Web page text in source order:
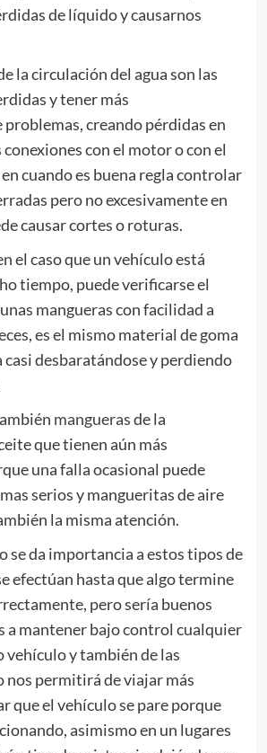
de líquido y causarnos
la circulación del agua son las
y tener más
creando pérdidas en
con el motor o con el
cuando es buena regla controlar
pero no excesivamente en
causar cortes o roturas.
el caso que un vehículo está
tiempo, puede verificarse el
mangueras con facilidad a
es el mismo material de goma
desbaratándose y perdiendo
manguerasde la
que tienen aún más
una falla ocasional puede
serios y mangueritas de aire
la misma atención.
se da importancia a estos tipos de
efectúan hasta que algo termine
pero sería buenos
a mantener bajo control cualquier
vehículo y también de las
nos permitirá de viajar más
que el vehículo se pare porque
asimismo en un lugares